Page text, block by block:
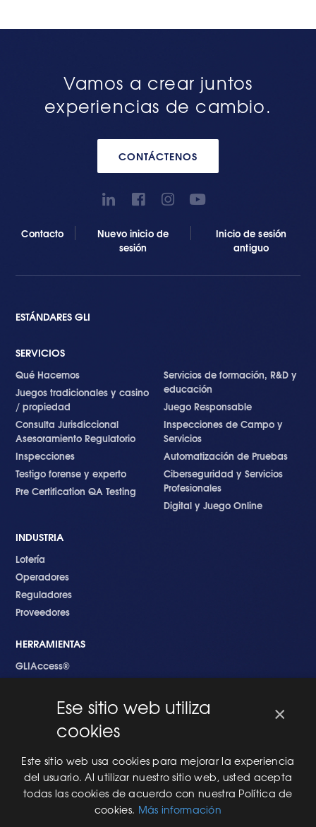
Vamos a crear juntos
experiencias de cambio.
CONTÁCTENOS
Contacto
Nuevo inicio de
sesión
Inicio de sesión
antiguo
ESTÁNDARES GLI
SERVICIOS
Qué Hacemos
Juegos tradicionales y casino
/ propiedad
Consulta Jurisdiccional
Asesoramiento Regulatorio
Inspecciones
Testigo forense y experto
Pre Certification QA Testing
Servicios de formación, R&D y
educación
Juego Responsable
Inspecciones de Campo y
Servicios
Automatización de Pruebas
Ciberseguridad y Servicios
Profesionales
Digital y Juego Online
INDUSTRIA
Lotería
Operadores
Reguladores
Proveedores
HERRAMIENTAS
GLIAccess®
EMPEZANDO
Nuevo en GLI
Nuevo Software
Una Nueva Máquina
Modificaciones al Software
Modificaciones al Hardware
×
Ese sitio web utiliza
cookies
Este sitio web usa cookies para mejorar la experiencia
del usuario. Al utilizar nuestro sitio web, usted acepta
todas las cookies de acuerdo con nuestra Política de
cookies. Más información